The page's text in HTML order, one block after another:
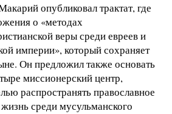
опубликовал трактат, где
о «методах
веры среди евреев и
империи», который сохраняет
Он предложил также основать
миссионерский центр,
распространять православное
среди мусульманского